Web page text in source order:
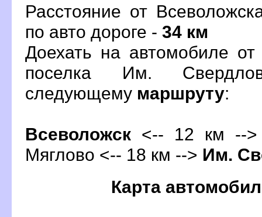
Расстояние от
по авто дороге - 34 км
Доехать на автомобиле
поселка Им.
следующему маршруту:
севоложск <-- 12 км --
Мяглово <-- 18 км --> Им.
Карта